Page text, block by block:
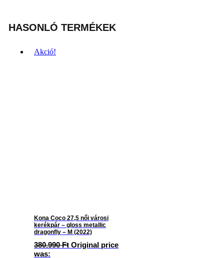
HASONLÓ TERMÉKEK
Akció!
Kona Coco 27,5 női városi
kerékpár – gloss metallic
dragonfly – M (2022)
380.990Ft Original price
was: